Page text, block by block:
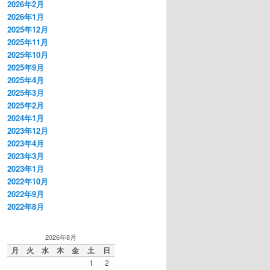
2026年2月
2026年1月
2025年12月
2025年11月
2025年10月
2025年9月
2025年4月
2025年3月
2025年2月
2024年1月
2023年12月
2023年4月
2023年3月
2023年1月
2022年10月
2022年9月
2022年8月
2026年8月
月 火 水 木 金 土 日
1 2